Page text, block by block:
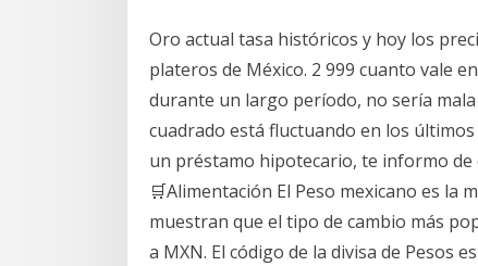
Oro actual tasa históricos y hoy los
plateros de México. 2 999 cuanto vale
durante un largo período, no sería
cuadrado está fluctuando en los
un préstamo hipotecario, te informo de
🛒Alimentación El Peso mexicano es la
muestran que el tipo de cambio más
a MXN. El código de la divisa de Pesos